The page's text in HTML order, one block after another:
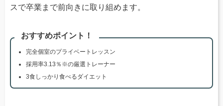
スで卒業まで前向きに取り組めます。
おすすめポイント！
完全個室のプライベートレッスン
採用率3.13％※の厳選トレーナー
3食しっかり食べるダイエット